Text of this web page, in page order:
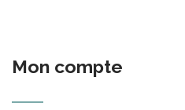
Mon compte